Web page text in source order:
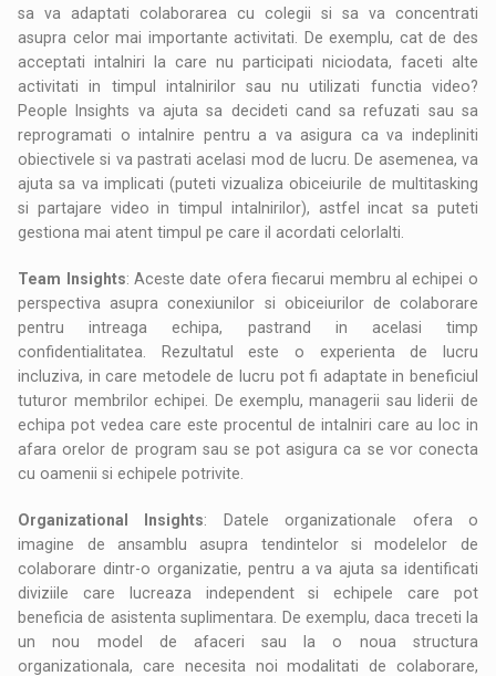
sa va adaptati colaborarea cu colegii si sa va concentrati
asupra celor mai importante activitati. De exemplu, cat de des
acceptati intalniri la care nu participati niciodata, faceti alte
activitati in timpul intalnirilor sau nu utilizati functia video?
People Insights va ajuta sa decideti cand sa refuzati sau sa
reprogramati o intalnire pentru a va asigura ca va indepliniti
obiectivele si va pastrati acelasi mod de lucru. De asemenea, va
ajuta sa va implicati (puteti vizualiza obiceiurile de multitasking
si partajare video in timpul intalnirilor), astfel incat sa puteti
gestiona mai atent timpul pe care il acordati celorlalti.
Team Insights: Aceste date ofera fiecarui membru al echipei o
perspectiva asupra conexiunilor si obiceiurilor de colaborare
pentru intreaga echipa, pastrand in acelasi timp
confidentialitatea. Rezultatul este o experienta de lucru
incluziva, in care metodele de lucru pot fi adaptate in beneficiul
tuturor membrilor echipei. De exemplu, managerii sau liderii de
echipa pot vedea care este procentul de intalniri care au loc in
afara orelor de program sau se pot asigura ca se vor conecta
cu oamenii si echipele potrivite.
Organizational Insights: Datele organizationale ofera o
imagine de ansamblu asupra tendintelor si modelelor de
colaborare dintr-o organizatie, pentru a va ajuta sa identificati
diviziile care lucreaza independent si echipele care pot
beneficia de asistenta suplimentara. De exemplu, daca treceti la
un nou model de afaceri sau la o noua structura
organizationala, care necesita noi modalitati de colaborare,